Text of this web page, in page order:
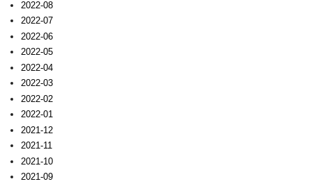
2022-08
2022-07
2022-06
2022-05
2022-04
2022-03
2022-02
2022-01
2021-12
2021-11
2021-10
2021-09